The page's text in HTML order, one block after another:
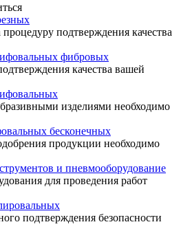
подтверждения качества
фибровых
качества вашей
изделиями необходимо
бесконечных
продукции необходимо
и пневмооборудование
для проведения работ
подтверждения безопасности